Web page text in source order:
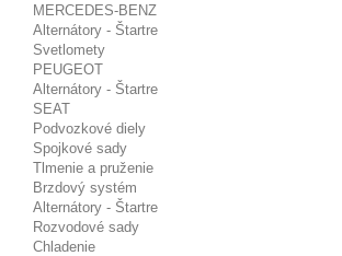
MERCEDES-BENZ
Alternátory - Štartre
Svetlomety
PEUGEOT
Alternátory - Štartre
SEAT
Podvozkové diely
Spojkové sady
Tlmenie a pruženie
Brzdový systém
Alternátory - Štartre
Rozvodové sady
Chladenie